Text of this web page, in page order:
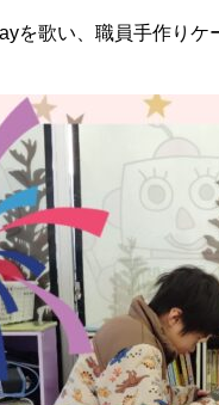
を歌い、職員手作りケ